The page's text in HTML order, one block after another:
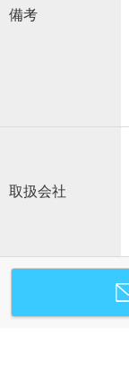
備考
取扱会社